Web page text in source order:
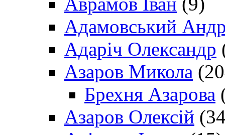
Адамовський
Адаріч Олександр
Азаров Микола
Брехня Азарова
Азаров Олексій